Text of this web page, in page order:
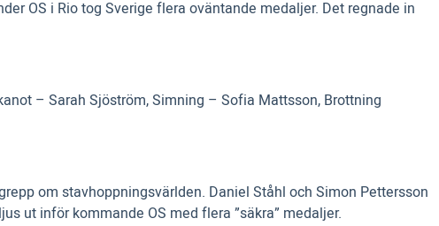
OS i Rio tog Sverige flera oväntande medaljer. Det regnade in
– Sarah Sjöström, Simning – Sofia Mattsson, Brottning
om stavhoppningsvärlden. Daniel Ståhl och Simon Pettersson
ut inför kommande OS med flera ”säkra” medaljer.